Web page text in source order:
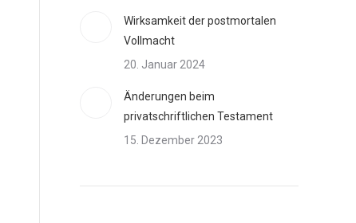
Wirksamkeit der postmortalen
Vollmacht
20. Januar 2024
Änderungen beim
privatschriftlichen Testament
15. Dezember 2023